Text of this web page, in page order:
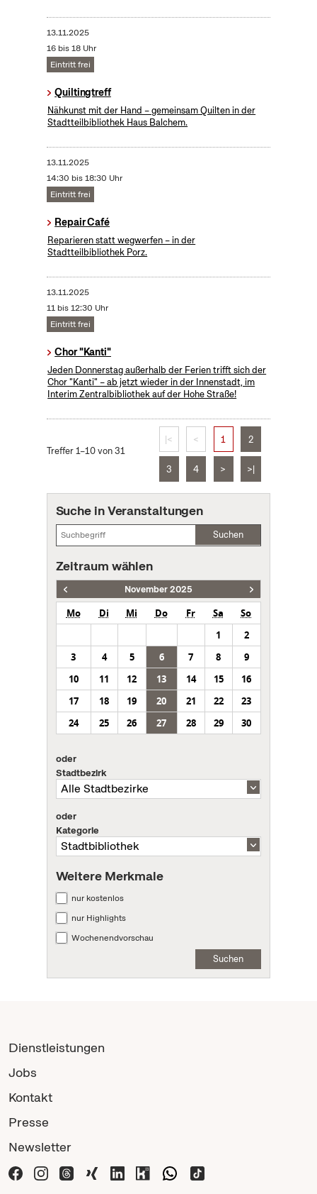
13.11.2025
16 bis 18 Uhr
Eintritt frei
Quiltingtreff
Nähkunst mit der Hand – gemeinsam Quilten in der
Stadtteilbibliothek Haus Balchem.
13.11.2025
14:30 bis 18:30 Uhr
Eintritt frei
Repair Café
Reparieren statt wegwerfen – in der
Stadtteilbibliothek Porz.
13.11.2025
11 bis 12:30 Uhr
Eintritt frei
Chor "Kanti"
Jeden Donnerstag außerhalb der Ferien trifft sich der
Chor "Kanti" – ab jetzt wieder in der Innenstadt, im
Interim Zentralbibliothek auf der Hohe Straße!
Treffer 1–10 von 31
|< < 1 2
3 4 > >|
Suche in Veranstaltungen
Suchen
Zeitraum wählen
November 2025
Mo Di Mi Do Fr Sa
So
1
2
3
4 5 6 7 8
9
10
11 12 13 14 15
16
17
18 19 20 21 22
23
24
25 26 27 28 29 30
oder
Stadtbezirk
oder
Kategorie
Weitere Merkmale
nur kostenlos
nur Highlights
Wochenendvorschau
Suchen
Dienstleistungen
Jobs
Kontakt
Presse
Newsletter